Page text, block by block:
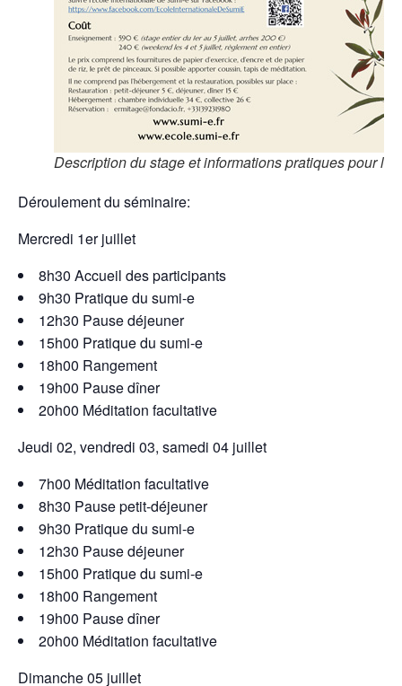
Description du stage et informations pratiques pour
Déroulement du séminaire:
Mercredi 1er juillet
8h30 Accueil des participants
9h30 Pratique du sumi-e
12h30 Pause déjeuner
15h00 Pratique du sumi-e
18h00 Rangement
19h00 Pause dîner
20h00 Méditation facultative
Jeudi 02, vendredi 03, samedi 04 juillet
7h00 Méditation facultative
8h30 Pause petit-déjeuner
9h30 Pratique du sumi-e
12h30 Pause déjeuner
15h00 Pratique du sumi-e
18h00 Rangement
19h00 Pause dîner
20h00 Méditation facultative
Dimanche 05 juillet